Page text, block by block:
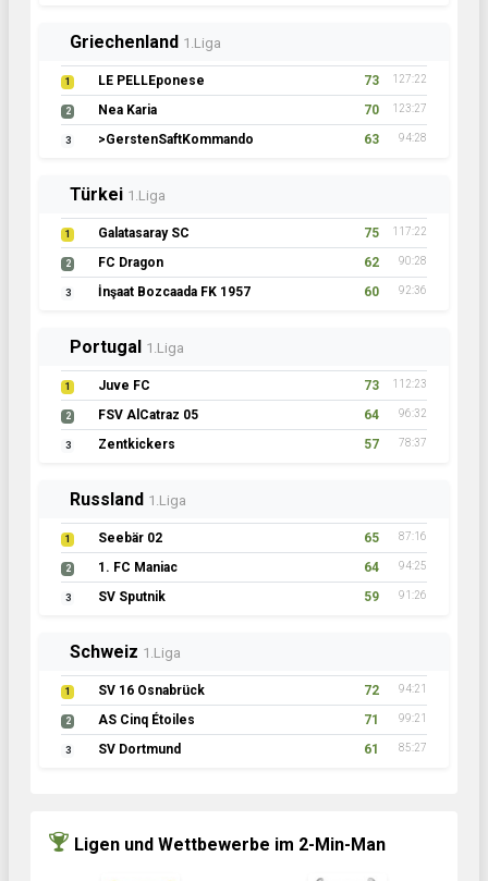
Griechenland 1.Liga
1 LE PELLEponese 73 127:22
2 Nea Karia 70 123:27
3 >GerstenSaftKommando 63 94:28
Türkei 1.Liga
1 Galatasaray SC 75 117:22
2 FC Dragon 62 90:28
3 İnşaat Bozcaada FK 1957 60 92:36
Portugal 1.Liga
1 Juve FC 73 112:23
2 FSV AlCatraz 05 64 96:32
3 Zentkickers 57 78:37
Russland 1.Liga
1 Seebär 02 65 87:16
2 1. FC Maniac 64 94:25
3 SV Sputnik 59 91:26
Schweiz 1.Liga
1 SV 16 Osnabrück 72 94:21
2 AS Cinq Étoiles 71 99:21
3 SV Dortmund 61 85:27
Ligen und Wettbewerbe im 2-Min-Man